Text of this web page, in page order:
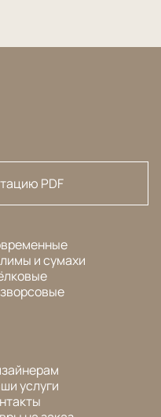
PDF
и сумахи
услуги